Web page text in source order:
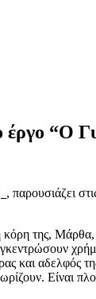
έργο “Ο
, παρουσιάζει
της,
αδελφός
Είναι